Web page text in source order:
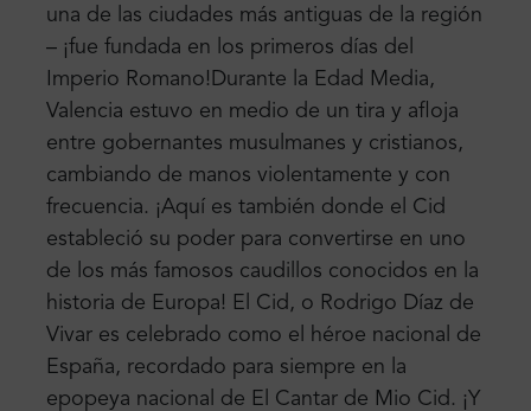
una de las ciudades más antiguas de la región
– ¡fue fundada en los primeros días del
Imperio Romano! Durante la Edad Media,
Valencia estuvo en medio de un tira y afloja
entre gobernantes musulmanes y cristianos,
cambiando de manos violentamente y con
frecuencia. ¡Aquí es también donde el Cid
estableció su poder para convertirse en uno
de los más famosos caudillos conocidos en la
historia de Europa! El Cid, o Rodrigo Díaz de
Vivar es celebrado como el héroe nacional de
España, recordado para siempre en la
epopeya nacional de El Cantar de Mio Cid. ¡Y